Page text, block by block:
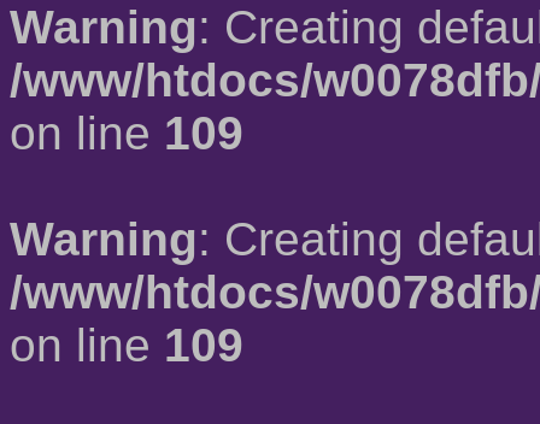
Warning: Creating
/www/htdocs/
on line 109
Warning: Creating
/www/htdocs/
on line 109